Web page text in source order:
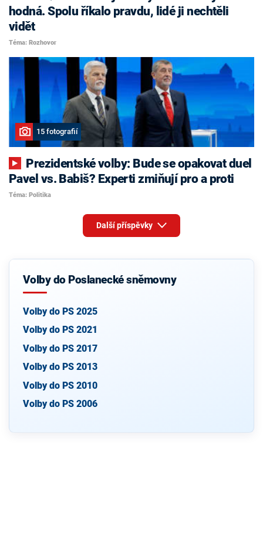
hodná. Spolu říkalo pravdu, lidé ji nechtěli
vidět
Téma: Rozhovor
15 fotografií
Pavel vs. Babiš? Experti zmiňují pro a proti
Téma: Politika
Další příspěvky
Volby do Poslanecké sněmovny
Volby do PS 2025
Volby do PS 2021
Volby do PS 2017
Volby do PS 2013
Volby do PS 2010
Volby do PS 2006